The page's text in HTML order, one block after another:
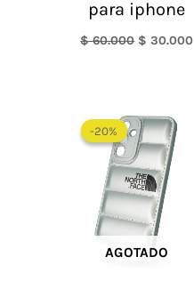
para iphone
$60.000 $ 30.000
-20%
AGOTADO
-20%
precio
original
era:
$ 60.000.